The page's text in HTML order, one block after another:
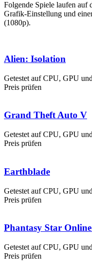
Folgende Spiele laufen auf
Grafik-Einstellung und
(1080p).
Alien: Isolation
Getestet auf CPU, GPU
Preis prüfen
Grand Theft Auto V
Getestet auf CPU, GPU
Preis prüfen
Earthblade
Getestet auf CPU, GPU
Preis prüfen
Phantasy Star
Getestet auf CPU, GPU
Preis prüfen